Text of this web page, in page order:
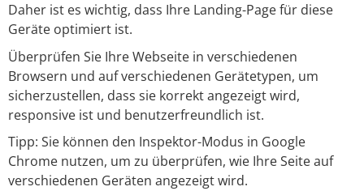
Daher ist es wichtig, dass Ihre Landing-Page für diese
Geräte optimiert ist.
Überprüfen Sie Ihre Webseite in verschiedenen
Browsern und auf verschiedenen Gerätetypen, um
sicherzustellen, dass sie korrekt angezeigt wird,
responsive ist und benutzerfreundlich ist.
Tipp: Sie können den Inspektor-Modus in Google
Chrome nutzen, um zu überprüfen, wie Ihre Seite auf
verschiedenen Geräten angezeigt wird.